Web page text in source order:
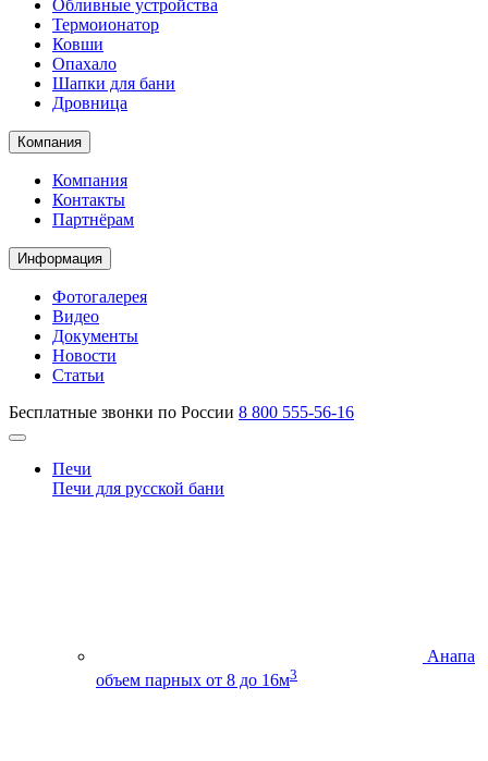
Обливные устройства
Термоионатор
Ковши
Опахало
Шапки для бани
Дровница
Компания
Компания
Контакты
Партнёрам
Информация
Фотогалерея
Видео
Документы
Новости
Статьи
Бесплатные звонки по России 8 800 555-56-16
Печи
Печи для русской бани
Анапа
объем парных от 8 до 16м3